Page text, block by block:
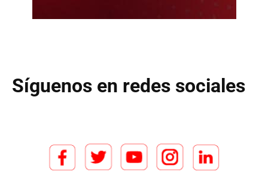
Síguenos en redes sociales